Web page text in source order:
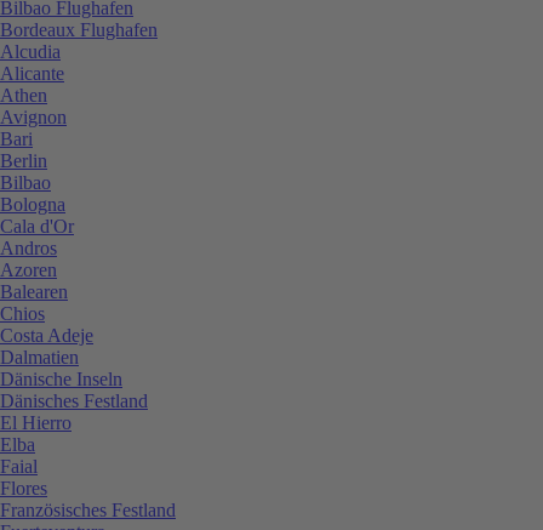
Bilbao Flughafen
Bordeaux Flughafen
Alcudia
Alicante
Athen
Avignon
Bari
Berlin
Bilbao
Bologna
Cala d'Or
Andros
Azoren
Balearen
Chios
Costa Adeje
Dalmatien
Dänische Inseln
Dänisches Festland
El Hierro
Elba
Faial
Flores
Französisches Festland